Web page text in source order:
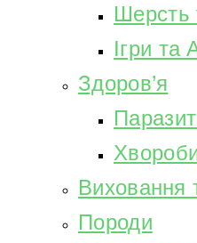
Шерсть
Ігри та
Здоров’я
Виховання
Породи